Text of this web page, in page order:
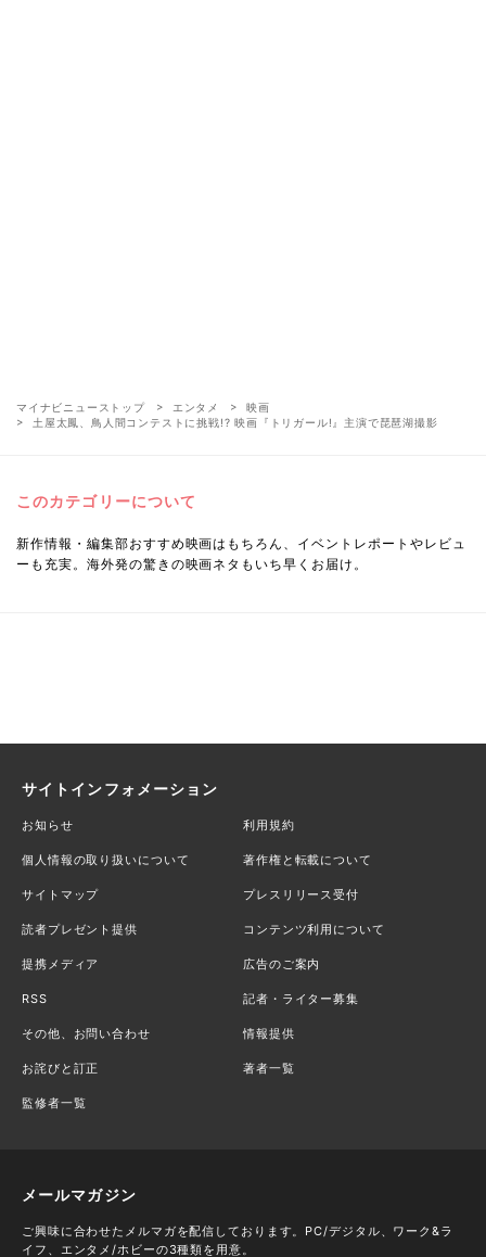
マイナビニューストップ エンタメ
映画
土屋太鳳、鳥人間コンテストに挑戦!? 映画『トリガール!』主演で琵琶湖撮影
このカテゴリーについて
新作情報・編集部おすすめ映画はもちろん、イベントレポートやレビュ
ーも充実。海外発の驚きの映画ネタもいち早くお届け。
サイトインフォメーション
お知らせ 利用規約
個人情報の取り扱いについて 著作権と転載について
サイトマップ プレスリリース受付
読者プレゼント提供 コンテンツ利用について
提携メディア 広告のご案内
RSS 記者・ライター募集
その他、お問い合わせ 情報提供
お詫びと訂正 著者一覧
監修者一覧
メールマガジン
ご興味に合わせたメルマガを配信しております。PC/デジタル、ワーク&ラ
イフ、エンタメ/ホビーの3種類を用意。